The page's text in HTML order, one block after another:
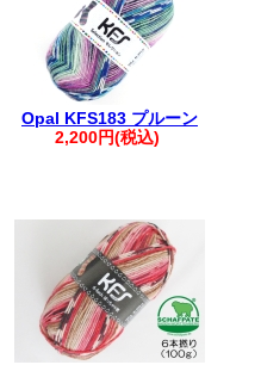
Opal KFS183 プルーン
2,200円(税込)